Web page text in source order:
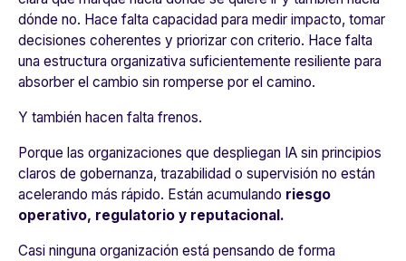
dónde no. Hace falta capacidad para medir impacto, tomar
decisiones coherentes y priorizar con criterio. Hace falta
una estructura organizativa suficientemente resiliente para
absorber el cambio sin romperse por el camino.
Y también hacen falta frenos.
Porque las organizaciones que despliegan IA sin principios
claros de gobernanza, trazabilidad o supervisión no están
acelerando más rápido. Están acumulando riesgo
operativo, regulatorio y reputacional.
Casi ninguna organización está pensando de forma